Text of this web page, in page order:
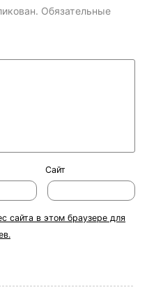
Обязательные
Сайт
сайта в этом браузере для